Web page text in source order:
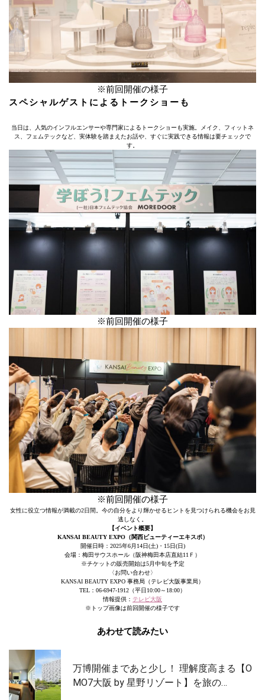
※前回開催の様子
スペシャルゲストによるトークショーも
当日は、人気のインフルエンサーや専門家によるトークショーも実施。メイク、フィットネ
ス、フェムテックなど、実体験を踏まえたお話や、すぐに実践できる情報は要チェックで
す。
※前回開催の様子
※前回開催の様子
女性に役立つ情報が満載の2日間。今の自分をより輝かせるヒントを見つけられる機会をお見
逃しなく。
【イベント概要】
KANSAI BEAUTY EXPO（関西ビューティーエキスポ）
開催日時：2025年6月14日(土)・15日(日)
会場：梅田サウスホール（阪神梅田本店直結11Ｆ）
※チケットの販売開始は5月中旬を予定
〈お問い合わせ〉
KANSAI BEAUTY EXPO 事務局（テレビ大阪事業局）
TEL：06-6947-1912（平日10:00～18:00）
情報提供： テレビ大阪
※トップ画像は前回開催の様子です
あわせて読みたい
万博開催まであと少し！ 理解度高まる【O
MO7大阪 by 星野リゾート】を旅の…